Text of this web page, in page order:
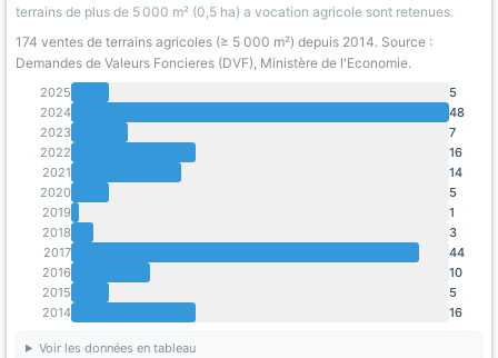
terrains de plus de 5 000 m² (0,5 ha) a vocation agricole sont retenues.
174 ventes de terrains agricoles (≥ 5 000 m²) depuis 2014. Source :
Demandes de Valeurs Foncieres (DVF), Ministère de l'Economie.
2025
5
2024
48
2023
7
2022
16
2021
14
2020
5
2019
1
2018
3
2017
44
2016
10
2015
5
2014
16
Voir les données en tableau